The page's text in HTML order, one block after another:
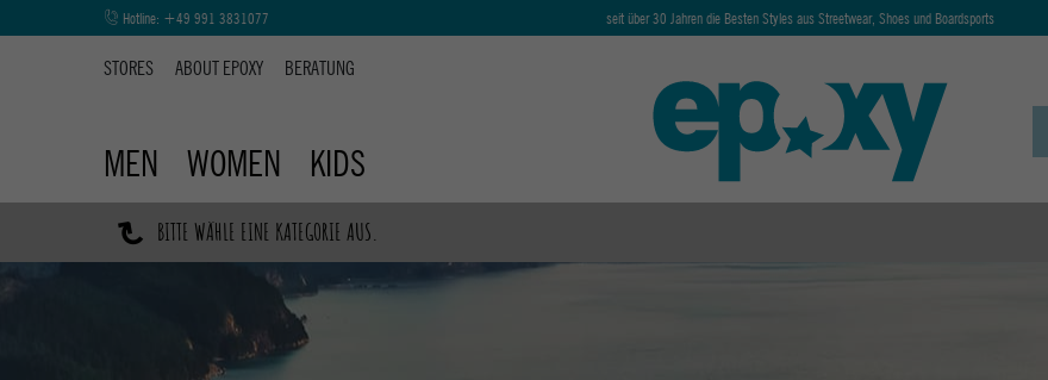
Hotline: +49 991 3831077 seit über 30 Jahren die Besten Styles aus Streetwear, Shoes und Boardsports
STORES ABOUT EPOXY BERATUNG
MEN WOMEN KIDS
↷ BITTE WÄHLE EINE KATEGORIE AUS.